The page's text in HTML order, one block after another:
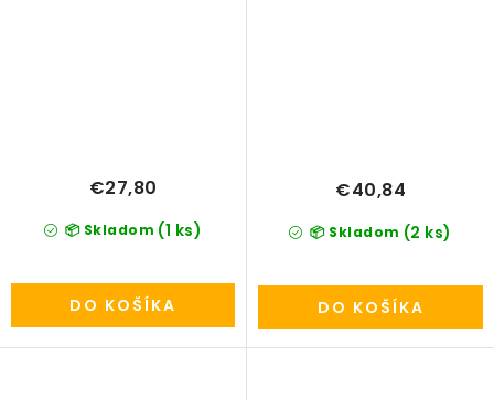
📦 Skladom (1 ks)
€27,80
DO KOŠÍKA
📦 Skladom (2 ks)
€40,84
DO KOŠÍKA